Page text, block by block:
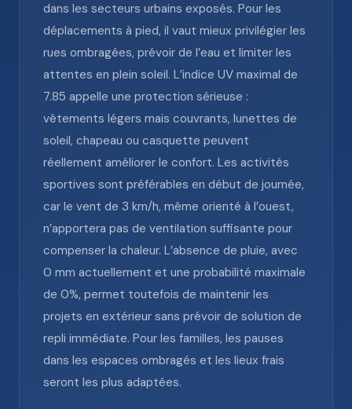
dans les secteurs urbains exposés. Pour les
déplacements à pied, il vaut mieux privilégier les
rues ombragées, prévoir de l’eau et limiter les
attentes en plein soleil. L’indice UV maximal de
7.85 appelle une protection sérieuse :
vêtements légers mais couvrants, lunettes de
soleil, chapeau ou casquette peuvent
réellement améliorer le confort. Les activités
sportives sont préférables en début de journée,
car le vent de 3 km/h, même orienté à l’ouest,
n’apportera pas de ventilation suffisante pour
compenser la chaleur. L’absence de pluie, avec
0 mm actuellement et une probabilité maximale
de 0%, permet toutefois de maintenir les
projets en extérieur sans prévoir de solution de
repli immédiate. Pour les familles, les pauses
dans les espaces ombragés et les lieux frais
seront les plus adaptées.